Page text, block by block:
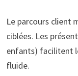
Le parcours client
ciblées. Les
enfants) facilitent
fluide.